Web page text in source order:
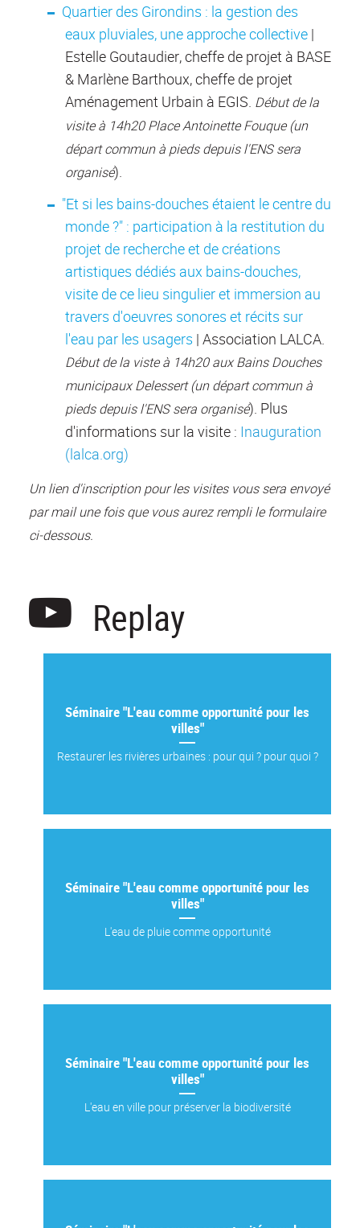
Quartier des Girondins : la gestion des
eaux pluviales, une approche collective |
Estelle Goutaudier, cheffe de projet à BASE
& Marlène Barthoux, cheffe de projet
Aménagement Urbain à EGIS. Début de la
visite à 14h20 Place Antoinette Fouque (un
départ commun à pieds depuis l'ENS sera
organisé).
"Et si les bains-douches étaient le centre du
monde ?" : participation à la restitution du
projet de recherche et de créations
artistiques dédiés aux bains-douches,
visite de ce lieu singulier et immersion au
travers d'oeuvres sonores et récits sur
l'eau par les usagers | Association LALCA.
Début de la viste à 14h20 aux Bains Douches
municipaux Delessert (un départ commun à
pieds depuis l'ENS sera organisé). Plus
d'informations sur la visite : Inauguration
(lalca.org)
Un lien d'inscription pour les visites vous sera envoyé
par mail une fois que vous aurez rempli le formulaire
ci-dessous.
Replay
Séminaire "L'eau comme opportunité pour les
villes"
Restaurer les rivières urbaines : pour qui ? pour quoi ?
Séminaire "L'eau comme opportunité pour les
villes"
L'eau de pluie comme opportunité
Séminaire "L'eau comme opportunité pour les
villes"
L'eau en ville pour préserver la biodiversité